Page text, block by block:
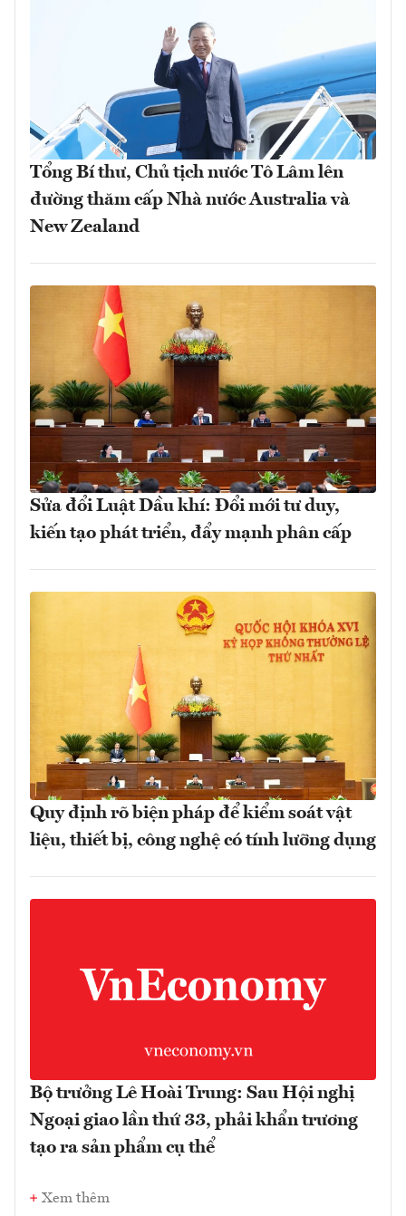
Tổng Bí thư, Chủ tịch nước Tô Lâm lên
đường thăm cấp Nhà nước Australia và
New Zealand
Sửa đổi Luật Dầu khí: Đổi mới tư duy,
kiến tạo phát triển, đẩy mạnh phân cấp
Quy định rõ biện pháp để kiểm soát vật
liệu, thiết bị, công nghệ có tính lưỡng dụng
Bộ trưởng Lê Hoài Trung: Sau Hội nghị
Ngoại giao lần thứ 33, phải khẩn trương
tạo ra sản phẩm cụ thể
Xem thêm